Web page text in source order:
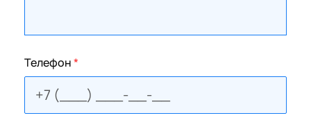
Телефон*